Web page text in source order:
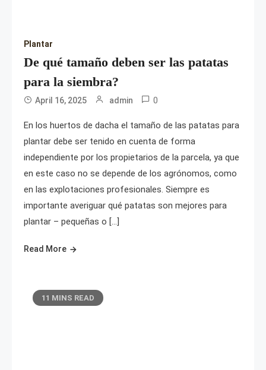
Plantar
De qué tamaño deben ser las patatas
para la siembra?
April 16, 2025 admin 0
En los huertos de dacha el tamaño de las patatas para
plantar debe ser tenido en cuenta de forma
independiente por los propietarios de la parcela, ya que
en este caso no se depende de los agrónomos, como
en las explotaciones profesionales. Siempre es
importante averiguar qué patatas son mejores para
plantar – pequeñas o […]
Read More
11 MINS READ